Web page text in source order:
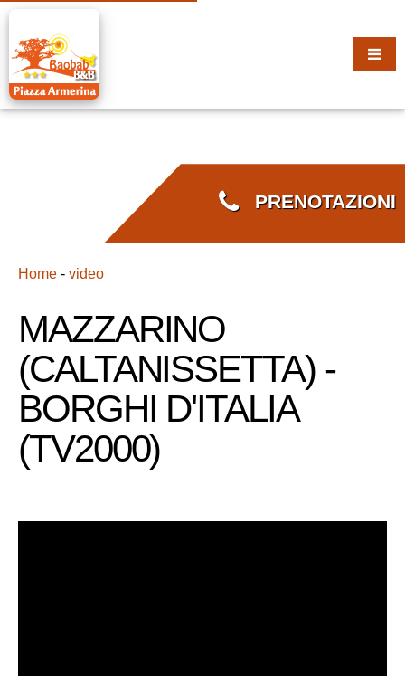
PRENOTAZIONI
Home - video
MAZZARINO
(CALTANISSETTA) -
BORGHI D'ITALIA
(TV2000)